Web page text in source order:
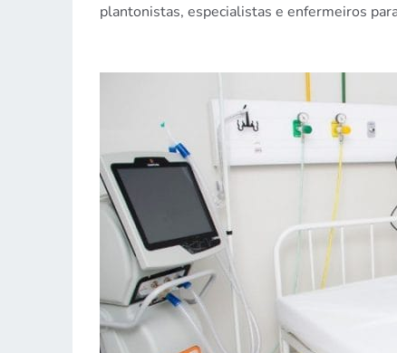
plantonistas, especialistas e enfermeiros